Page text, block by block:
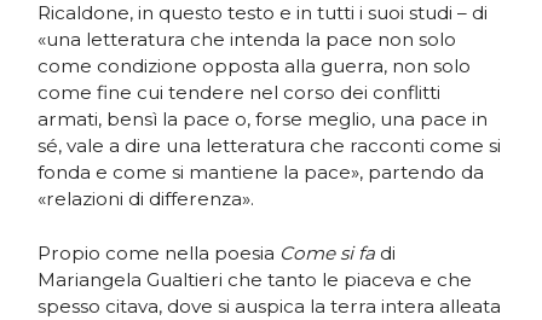
Ricaldone, in questo testo e in tutti i suoi studi – di
«una letteratura che intenda la pace non solo
come condizione opposta alla guerra, non solo
come fine cui tendere nel corso dei conflitti
armati, bensì la pace o, forse meglio, una pace in
sé, vale a dire una letteratura che racconti come si
fonda e come si mantiene la pace», partendo da
«relazioni di differenza».
Propio come nella poesia Come si fa di
Mariangela Gualtieri che tanto le piaceva e che
spesso citava, dove si auspica la terra intera alleata